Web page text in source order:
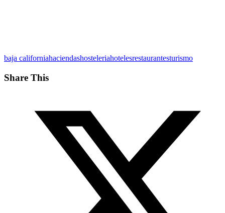
baja californiahaciendashosteleriahotelesrestaurantesturismo
Share This